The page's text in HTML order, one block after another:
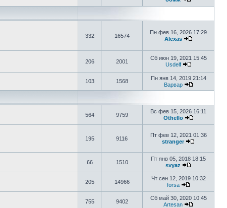
332 16574
Пн фев 16, 2026 17:29
Alexas
206 2001
Сб июн 19, 2021 15:45
Usdelf
103 1568
Пн янв 14, 2019 21:14
Варвар
564 9759
Вс фев 15, 2026 16:11
Othello
195 9116
Пт фев 12, 2021 01:36
stranger
66 1510
Пт янв 05, 2018 18:15
svyaz
205 14966
Чт сен 12, 2019 10:32
forsa
755 9402
Сб май 30, 2020 10:45
Artesan